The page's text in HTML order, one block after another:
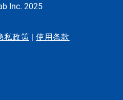
Inc. 2025
私政策 |使用条款